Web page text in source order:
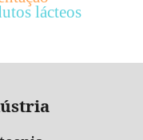
lácteos